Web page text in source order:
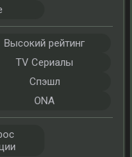
Высокий рейтинг
TV Сериалы
Спэшл
ONA